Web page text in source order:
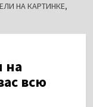
НА КАРТИНКЕ,
на
всю